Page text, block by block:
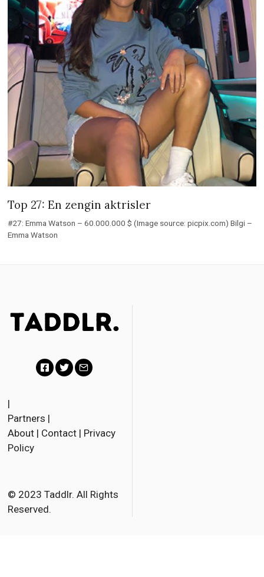
Top 27: En zengin aktrisler
#27: Emma Watson – 60.000.000 $ (Image source: picpix.com) Bilgi –
Emma Watson
c
e
o
k
t
r
i
|
Partners |
About | Contact | Privacy
Policy
© 2023 Taddlr. All Rights
Reserved.